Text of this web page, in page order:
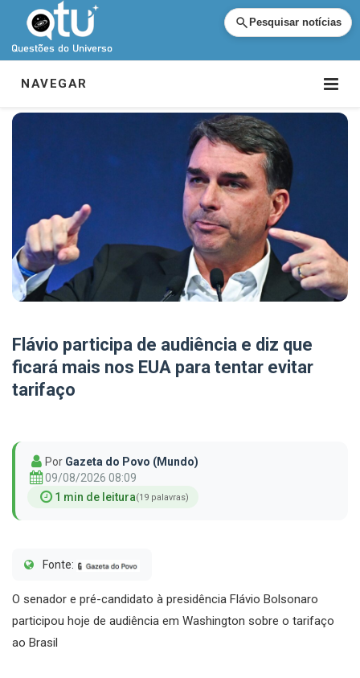
Pesquisar notícias
NAVEGAR
Flávio participa de audiência e diz que
ficará mais nos EUA para tentar evitar
tarifaço
Por Gazeta do Povo (Mundo)
09/08/2026 08:09
1 min de leitura(19 palavras)
Fonte:
O senador e pré-candidato à presidência Flávio Bolsonaro
participou hoje de audiência em Washington sobre o tarifaço
ao Brasil